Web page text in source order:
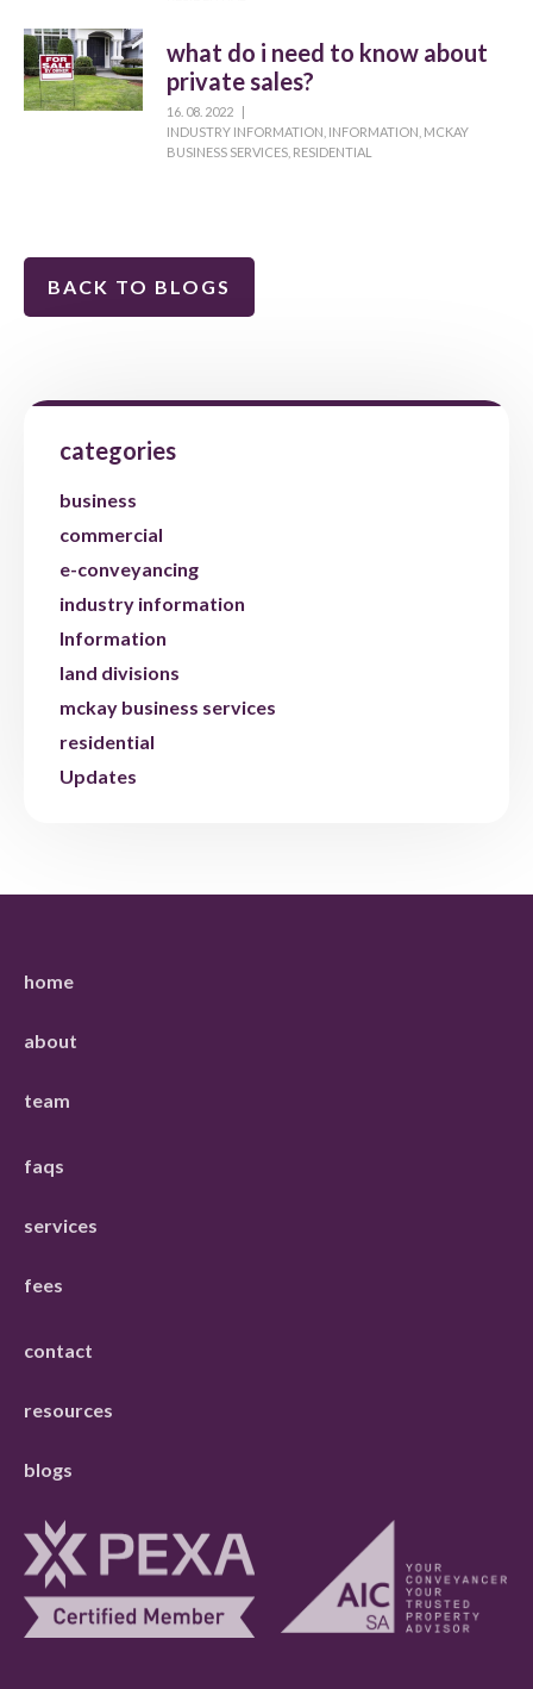
what do i need to know about
private sales?
16. 08. 2022
|
INDUSTRY INFORMATION INFORMATION MCKAY
BUSINESS SERVICES RESIDENTIAL
BACK TO BLOGS
categories
business
commercial
e-conveyancing
industry information
Information
land divisions
mckay business services
residential
Updates
home
about
team
faqs
services
fees
contact
resources
blogs